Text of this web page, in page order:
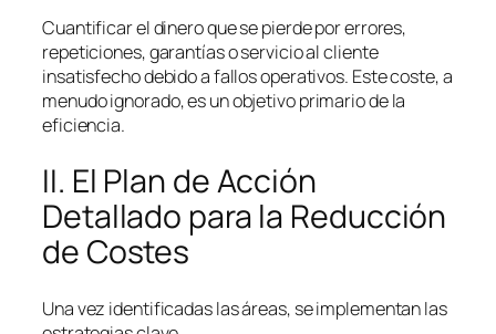
Cuantificar el dinero que se pierde por errores,
repeticiones, garantías o servicio al cliente
insatisfecho debido a fallos operativos. Este coste, a
menudo ignorado, es un objetivo primario de la
eficiencia.
II. El Plan de Acción
Detallado para la Reducción
de Costes
Una vez identificadas las áreas, se implementan las